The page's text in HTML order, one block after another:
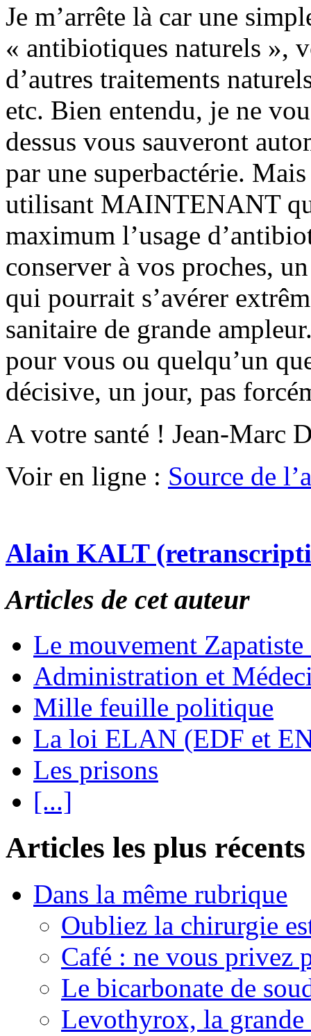
Je m’arrête là car une
« antibiotiques naturels »,
d’autres traitements
etc. Bien entendu, je ne
dessus vous sauveront
par une superbactérie.
utilisant MAINTENANT
maximum l’usage
conserver à vos proches,
qui pourrait s’avérer
sanitaire de grande
pour vous ou quelqu’un
décisive, un jour, pas
A votre santé ! Jean-Marc
Voir en ligne : Source de
Alain KALT
Articles de cet auteur
Le mouvement
Administration et
Mille feuille politique
La loi ELAN (EDF et
Les prisons
[...]
Articles les plus récents
Dans la même rubrique
Oubliez la chirurgie
Café : ne vous privez
Le bicarbonate de
Levothyrox, la